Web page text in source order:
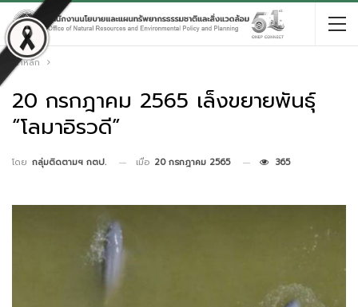
หน้าหลัก
20 กรกฎาคม 2565 เล็งขยายพันธุ์
“โลมาอิรวดี”
โดย กลุ่มติดตามฯ กตป. เมื่อ 20 กรกฎาคม 2565 365